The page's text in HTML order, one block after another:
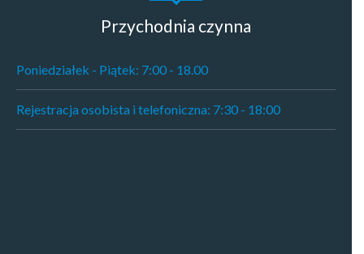
Przychodnia czynna
Poniedziałek - Piątek: 7:00 - 18.00
Rejestracja osobista i telefoniczna: 7:30 - 18:00